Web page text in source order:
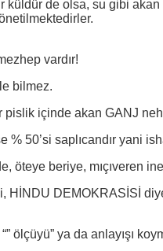
küldür de olsa, su gibi
vardır!
bilmez.
pislik içinde akan GANJ
50’si saplıcandır yani
öteye beriye, mıçıveren
HİNDU DEMOKRASİSİ
“” ölçüyü” ya da anlayışı